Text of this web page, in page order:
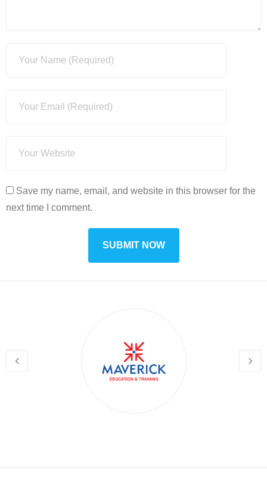
Save my name, email, and website in this browser for the
next time I comment.